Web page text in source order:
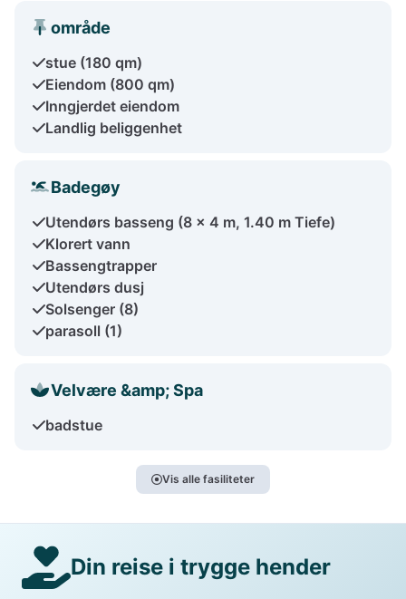
område
stue (180 qm)
Eiendom (800 qm)
Inngjerdet eiendom
Landlig beliggenhet
Badegøy
Utendørs basseng (8 x 4 m, 1.40 m Tiefe)
Klorert vann
Bassengtrapper
Utendørs dusj
Solsenger (8)
parasoll (1)
Velvære &amp; Spa
badstue
Vis alle fasiliteter
Din reise i trygge hender